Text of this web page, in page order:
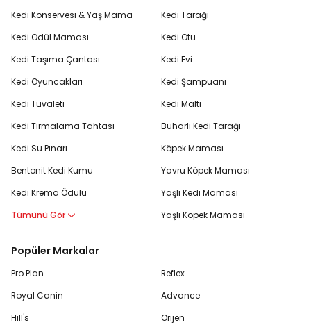
Kedi Konservesi & Yaş Mama
Kedi Ödül Maması
Kedi Taşıma Çantası
Kedi Oyuncakları
Kedi Tuvaleti
Kedi Tırmalama Tahtası
Kedi Su Pınarı
Bentonit Kedi Kumu
Kedi Krema Ödülü
Tümünü Gör
Kedi Tarağı
Kedi Otu
Kedi Evi
Kedi Şampuanı
Kedi Maltı
Buharlı Kedi Tarağı
Köpek Maması
Yavru Köpek Maması
Yaşlı Kedi Maması
Yaşlı Köpek Maması
Popüler Markalar
Pro Plan
Royal Canin
Hill's
Reflex
Advance
Orijen